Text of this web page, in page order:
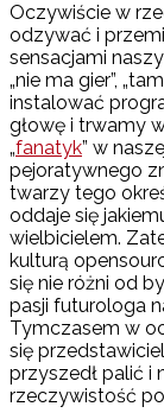
Oczywiście w
odzywać i
sensacjami
„nie ma gier”,
instalować
głowę i trwamy
„fanatyk” w
pejoratywnego
twarzy tego
oddaje się
wielbicielem.
kulturą
się nie różni od
pasji futurologa
Tymczasem w
się
przyszedł palić i
rzeczywistość